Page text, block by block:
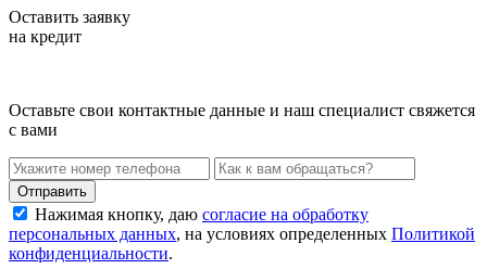
Оставить заявку
на кредит
Оставьте свои контактные данные и наш специалист свяжется
с вами
Нажимая кнопку, даю согласие на обработку
персональных данных, на условиях определенных Политикой
конфиденциальности.